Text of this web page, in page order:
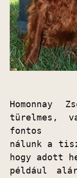
Homonnay
türelmes,
fontos
nálunk a
hogy adott
például